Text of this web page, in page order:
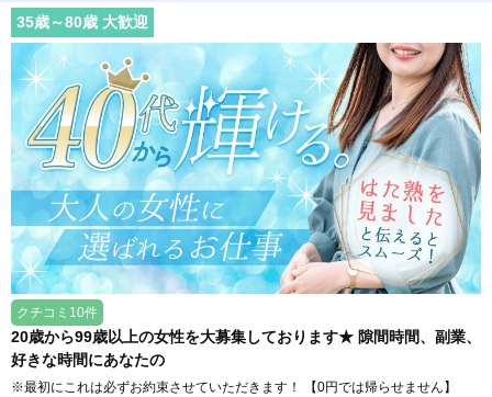
35歳～80歳 大歓迎
クチコミ10件
20歳から99歳以上の女性を大募集しております★ 隙間時間、副業、
好きな時間にあなたの
※最初にこれは必ずお約束させていただきます！ 【0円では帰らせません】